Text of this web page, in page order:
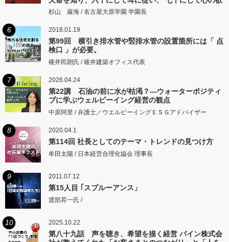
するところに従いて矩をこえず。
杉山 厳海 / 名古屋大原学園 学園長
6 2018.01.19
第99回 横引き排水管や竪排水管の設置箇所には「 点
検口 」が必要。
碓井民朗氏 / 碓井建築オフィス代表
7 2026.04.24
第22講 石油の前に水が枯渇？―ウォーターポジティ
ブに学ぶウェルビーイング経営の観点
中原阿里 / 弁護士／ウエルビーイングＥＳＧアドバイザー
8 2020.04.1
第114回 社長としてのテーマ・トレンドの見つけ方
牟田太陽 / 日本経営合理化協会 理事長
9 2011.07.12
第15人目 ｢スプルーアンス」
渡部昇一氏 /
10 2025.10.22
第八十九話 声を聴き、希望を描く経営 パイン株式会